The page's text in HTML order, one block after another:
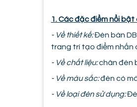
1. Các đặc điểm nổi
- Về thiết kế:Đèn bàn
trang trí tạo điểm nhấn
- Về chất liệu:chân đèn
- Về màu sắc:đèn có
- Về loại đèn sử dụng: